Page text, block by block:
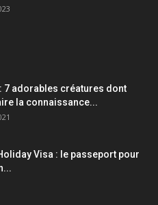
7 adorables créatures dont
la connaissance...
Visa : le passeport pour